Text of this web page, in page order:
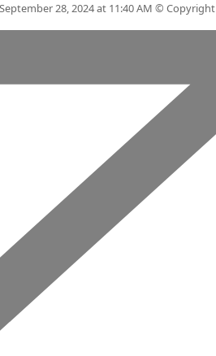
28, 2024 at 11:40 AM © Copyright